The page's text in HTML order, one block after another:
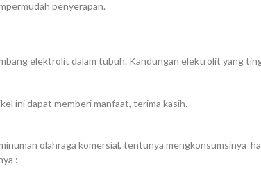
penyerapan.
elektrolit dalam tubuh. Kandungan elektrolit yang
ini dapat memberi manfaat, terima kasih.
olahraga komersial, tentunya mengkonsumsinya
: